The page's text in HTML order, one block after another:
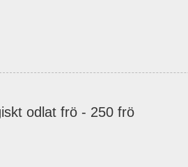
odlat frö - 250 frö